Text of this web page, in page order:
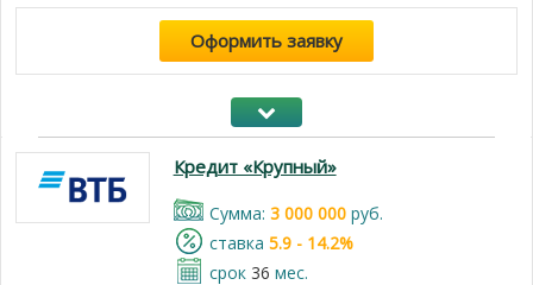
Оформить заявку
Кредит «Крупный»
Cумма: 3 000 000руб.
cтавка 5.9 - 14.2%
срок 36 мес.